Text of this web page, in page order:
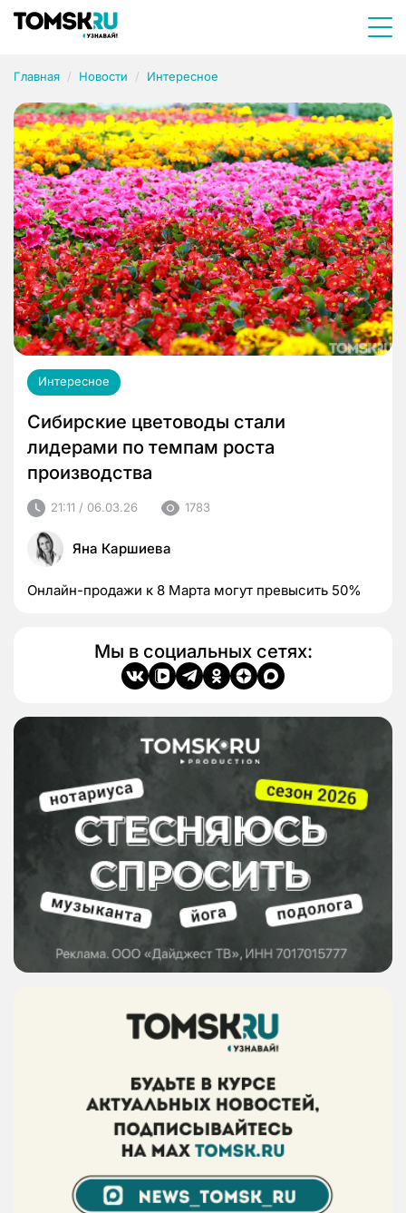
Главная Новости Интересное
Интересное
Сибирские цветоводы стали
лидерами по темпам роста
производства
21:11 / 06.03.26 1783
Яна Каршиева
Онлайн-продажи к 8 Марта могут превысить 50%
Мы в социальных сетях: